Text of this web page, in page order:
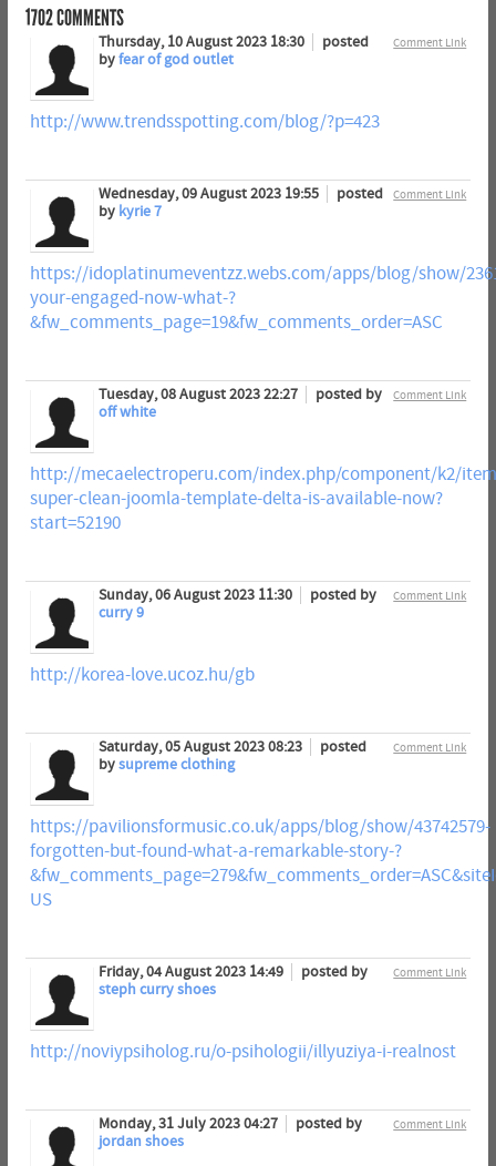
1702COMMENTS
Comment Link
Thursday, 10 August 2023 18:30
posted
byfear of god outlet
http://www.trendsspotting.com/blog/?p=423
Comment Link
Wednesday, 09 August 2023 19:55
posted
by kyrie 7
https://idoplatinumeventzz.webs.com/apps/blog/show/
your-engaged-now-what-?
&fw_comments_page=19&fw_comments_order=ASC
Comment Link
Tuesday, 08 August 2023 22:27
posted by
off white
http://mecaelectroperu.com/index.php/component/k2/
super-clean-joomla-template-delta-is-available-now?
start=52190
Comment Link
Sunday, 06 August 2023 11:30
posted by
curry 9
http://korea-love.ucoz.hu/gb
Comment Link
Saturday, 05 August 2023 08:23
posted
bysupreme clothing
https://pavilionsformusic.co.uk/apps/blog/show/43742579-
forgotten-but-found-what-a-remarkable-story-?
US
Comment Link
Friday, 04 August 2023 14:49
posted by
steph curry shoes
http://noviypsiholog.ru/o-psihologii/illyuziya-i-realnost
Comment Link
Monday, 31 July 2023 04:27
posted by
jordan shoes